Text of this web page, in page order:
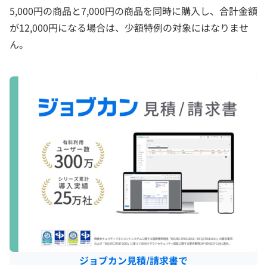
5,000円の商品と7,000円の商品を同時に購入し、合計金額
が12,000円になる場合は、少額特例の対象にはなりませ
ん。
ジョブカン見積/請求書で